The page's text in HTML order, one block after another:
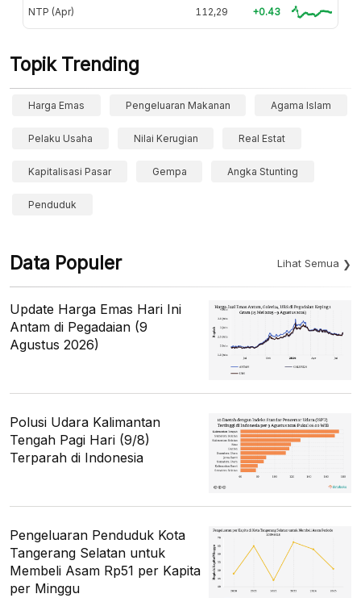
NTP (Apr) 112,29 +0.43
Topik Trending
Harga Emas Pengeluaran Makanan Agama Islam
Pelaku Usaha Nilai Kerugian Real Estat
Kapitalisasi Pasar Gempa Angka Stunting
Penduduk
Data Populer Lihat Semua
Update Harga Emas Hari Ini
Antam di Pegadaian (9
Agustus 2026)
Polusi Udara Kalimantan
Tengah Pagi Hari (9/8)
Terparah di Indonesia
Pengeluaran Penduduk Kota
Tangerang Selatan untuk
Membeli Asam Rp51 per Kapita
per Minggu